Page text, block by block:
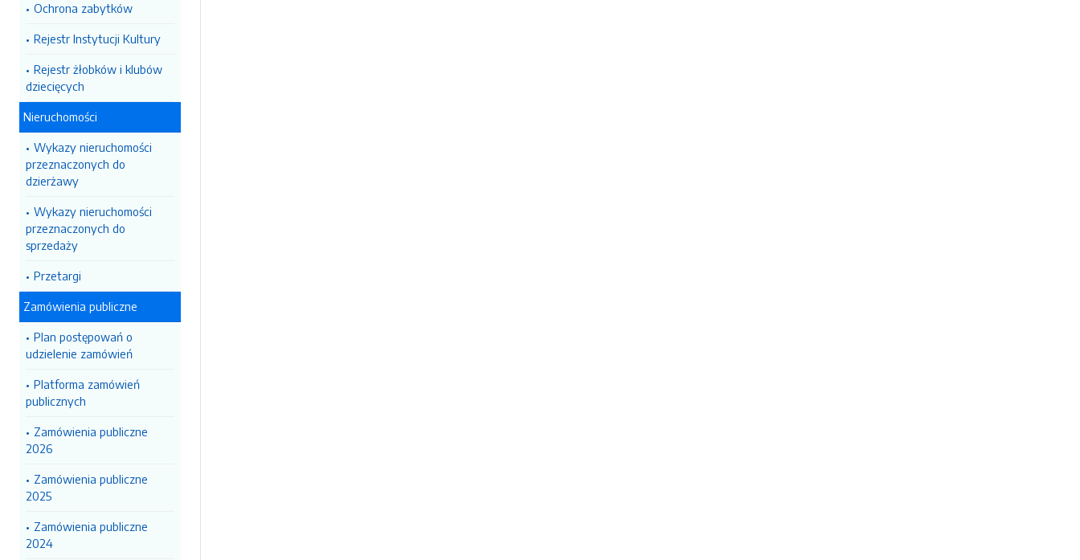
Ochrona zabytków
Rejestr Instytucji Kultury
Rejestr żłobków i klubów
dziecięcych
Nieruchomości
Wykazy nieruchomości
przeznaczonych do
dzierżawy
Wykazy nieruchomości
przeznaczonych do
sprzedaży
Przetargi
Zamówienia publiczne
Plan postępowań o
udzielenie zamówień
Platforma zamówień
publicznych
Zamówienia publiczne
2026
Zamówienia publiczne
2025
Zamówienia publiczne
2024